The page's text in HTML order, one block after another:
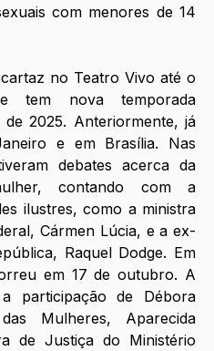
com menores de 14
no Teatro Vivo até o
tem nova temporada
2025. Anteriormente, já
e em Brasília. Nas
debates acerca da
contando com a
ilustres, como a ministra
Cármen Lúcia, e a ex-
Raquel Dodge. Em
em 17 de outubro. A
participação de Débora
Mulheres, Aparecida
de Justiça do Ministério